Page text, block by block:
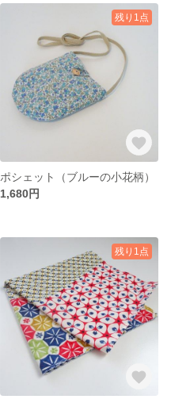
残り1点
ポシェット（ブルーの小花柄）
1,680円
残り1点